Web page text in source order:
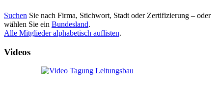
Suchen Sie nach Firma, Stichwort, Stadt oder Zertifizierung – oder
wählen Sie ein Bundesland.
Alle Mitglieder alphabetisch auflisten.
Videos